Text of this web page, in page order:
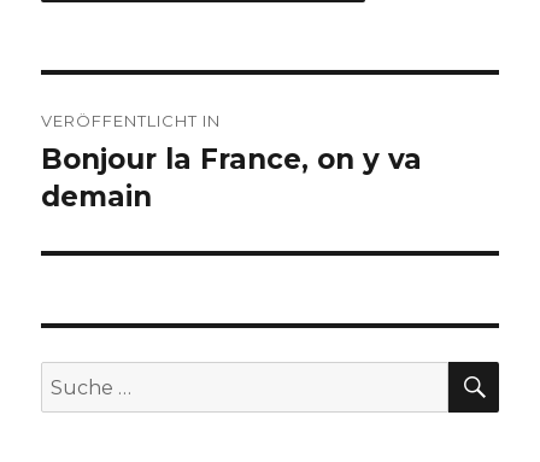
VERÖFFENTLICHT IN
Bonjour la France, on y va
demain
Suche
nach: